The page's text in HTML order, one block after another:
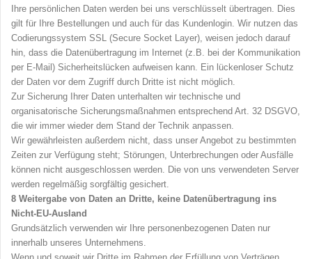
Ihre persönlichen Daten werden bei uns verschlüsselt übertragen. Dies
gilt für Ihre Bestellungen und auch für das Kundenlogin. Wir nutzen das
Codierungssystem SSL (Secure Socket Layer), weisen jedoch darauf
hin, dass die Datenübertragung im Internet (z.B. bei der Kommunikation
per E-Mail) Sicherheitslücken aufweisen kann. Ein lückenloser Schutz
der Daten vor dem Zugriff durch Dritte ist nicht möglich.
Zur Sicherung Ihrer Daten unterhalten wir technische und
organisatorische Sicherungsmaßnahmen entsprechend Art. 32 DSGVO,
die wir immer wieder dem Stand der Technik anpassen.
Wir gewährleisten außerdem nicht, dass unser Angebot zu bestimmten
Zeiten zur Verfügung steht; Störungen, Unterbrechungen oder Ausfälle
können nicht ausgeschlossen werden. Die von uns verwendeten Server
werden regelmäßig sorgfältig gesichert.
8 Weitergabe von Daten an Dritte, keine Datenübertragung ins
Nicht-EU-Ausland
Grundsätzlich verwenden wir Ihre personenbezogenen Daten nur
innerhalb unseres Unternehmens.